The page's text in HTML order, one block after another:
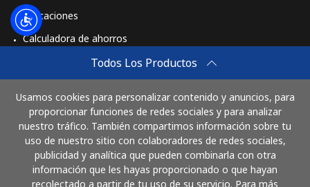
Todos Los Productos
Usamos cookies para personalizar contenido y anuncios, para
proporcionar funciones de redes sociales y para analizar
nuestro tráfico. También compartimos información sobre tu
uso de nuestro sitio con colaboradores de redes sociales,
publicidad y analítica que pueden combinarla con otra
información que les hayas proporcionado o que hayan
recolectado a partir de tu uso de su servicio. Para más
Aplicaciones
Calculadora de ahorros
Comprar
Cómo funciona
Paga con